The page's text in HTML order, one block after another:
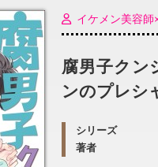
イケメン美容
腐男子ク
ンのプレシ
シリーズ
著者